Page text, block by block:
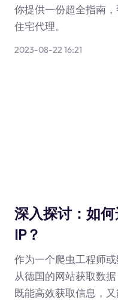
你提供一份超全指南
住宅代理。
2023-08-22 16:21
深入探讨：如
IP？
作为一个爬虫工程师
从德国的网站获取数
既能高效获取信息，